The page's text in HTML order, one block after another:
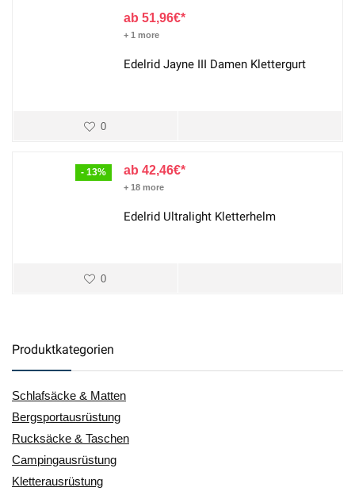
51,96€
+ 1 more
Edelrid Jayne III Damen Klettergurt
0
- 13% 42,46€
+ 18 more
Edelrid Ultralight Kletterhelm
0
Produktkategorien
Schlafsäcke & Matten
Bergsportausrüstung
Rucksäcke & Taschen
Campingausrüstung
Kletterausrüstung